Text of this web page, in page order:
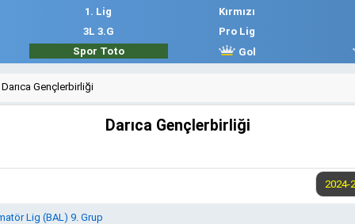
1. Lig
Kırmızı
3L 3.G
Pro Lig
Spor Toto
Gol
Darıca Gençlerbirliği
Darıca Gençlerbirliği
Lig (BAL) 9. Grup